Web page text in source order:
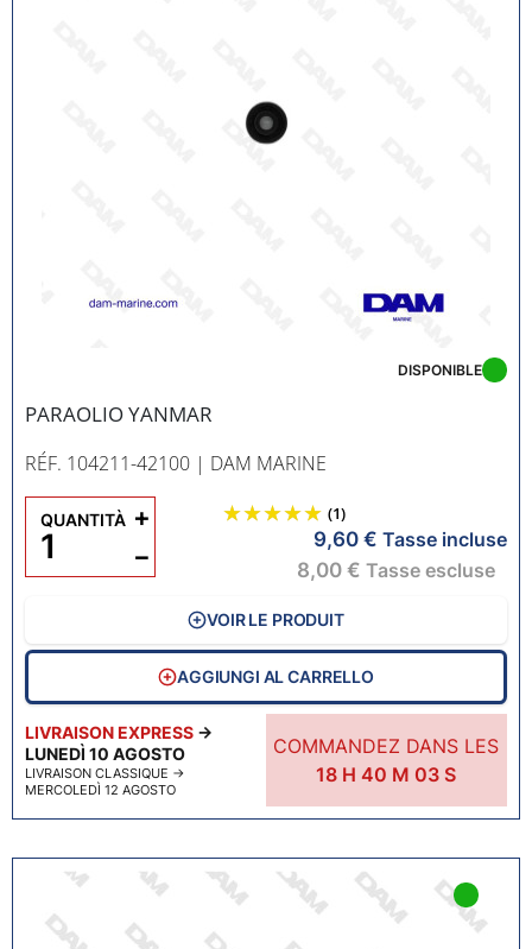
PARAOLIO YANMAR
RÉF. 104211-42100 | DAM MARINE
LIVRAISON EXPRESS →
LUNEDÌ 10 AGOSTO
LIVRAISON CLASSIQUE →
MERCOLEDÌ 12 AGOSTO
COMMANDEZ DANS LES
18 H40 M 02 S
DISPONIBLE
(1)
9,60 € Tasse incluse
8,00 € Tasse escluse
QUANTITÀ
−
+
VOIR LE PRODUIT
AGGIUNGI AL CARRELLO